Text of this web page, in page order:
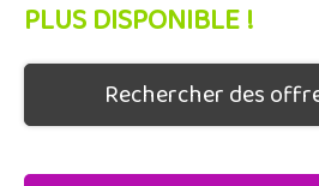
PLUS DISPONIBLE !
Rechercher des